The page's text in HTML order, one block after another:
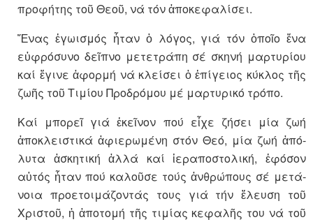
προφήτης τοῦ Θεοῦ, νά τόν ἀποκεφαλίσει.
Ἕνας ἐγωισμός ἦταν ὁ λόγος, γιά τόν ὁποῖο ἕνα
εὐφρόσυνο δεῖπνο μετετράπη σέ σκηνή μαρτυρίου
καί ἔγινε ἀφορμή νά κλείσει ὁ ἐπί­γειος κύκλος τῆς
ζωῆς τοῦ Τιμίου Προδρόμου μέ μαρτυρικό τρόπο.
Καί μπορεῖ γιά ἐκεῖνον πού εἶχε ζήσει μία ζωή
ἀποκλειστικά ἀφιε­ρω­μένη στόν Θεό, μία ζωή ἀπό­
λυ­τα ἀσκητική ἀλλά καί ἱεραπο­στο­λική, ἐφόσον
αὐτός ἦταν πού κα­λοῦσε τούς ἀνθρώπους σέ με­τά­
νοια προετοιμάζοντάς τους γιά τήν ἔλευση τοῦ
Χριστοῦ, ἡ ἀπο­το­μή τῆς τιμίας κεφαλῆς του νά τοῦ